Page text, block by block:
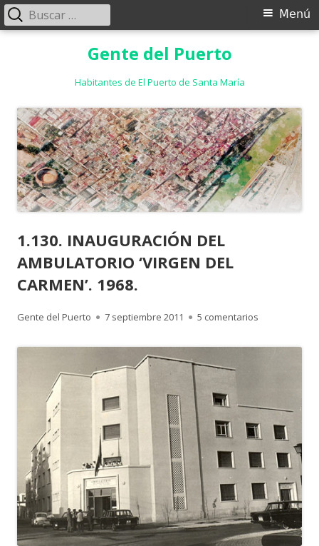
Gente del Puerto
Habitantes de El Puerto de Santa María
Menú
Menú
Buscar:
1.130. INAUGURACIÓN DEL
AMBULATORIO ‘VIRGEN DEL
CARMEN’. 1968.
Autor
Gente del Puerto
Publicado
7 septiembre 2011 5 comentarios